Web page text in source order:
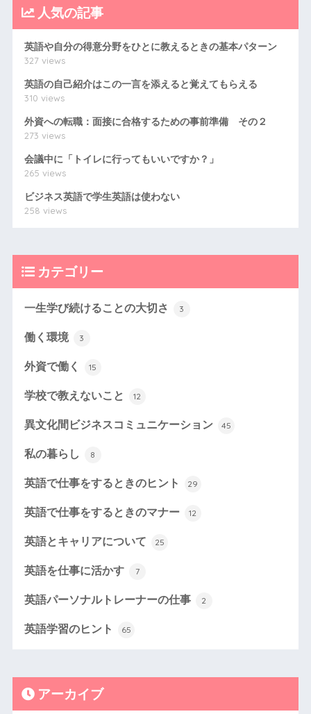
人気の記事
英語や自分の得意分野をひとに教えるときの基本パターン
327 views
英語の自己紹介はこの一言を添えると覚えてもらえる
310 views
外資への転職：面接に合格するための事前準備 その２
273 views
会議中に「トイレに行ってもいいですか？」
265 views
ビジネス英語で学生英語は使わない
258 views
カテゴリー
一生学び続けることの大切さ 3
働く環境 3
外資で働く 15
学校で教えないこと 12
異文化間ビジネスコミュニケーション 45
私の暮らし 8
英語で仕事をするときのヒント 29
英語で仕事をするときのマナー 12
英語とキャリアについて 25
英語を仕事に活かす 7
英語パーソナルトレーナーの仕事 2
英語学習のヒント 65
アーカイブ